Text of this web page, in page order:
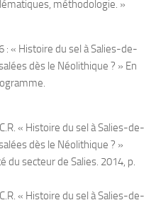
méthodologie. »
: « Histoire du sel à Salies-de-
dès le Néolithique ? » En
« Histoire du sel à Salies-de-
dès le Néolithique ? »
du secteur de Salies. 2014, p.
« Histoire du sel à Salies-de-